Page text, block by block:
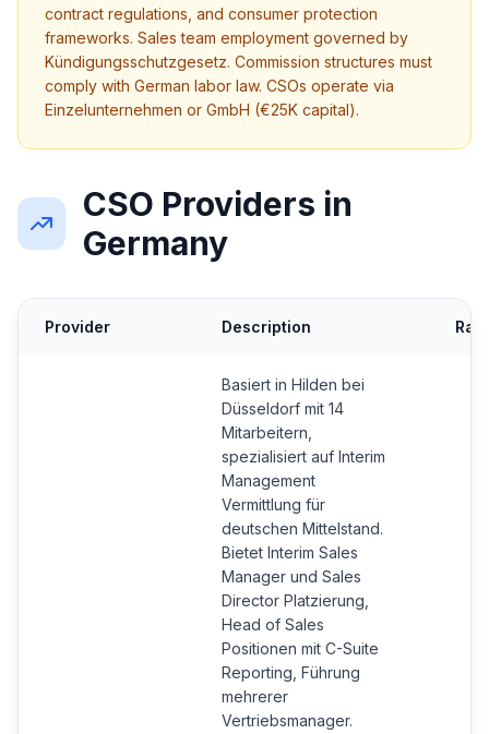
contract regulations, and consumer protection
frameworks. Sales team employment governed by
Kündigungsschutzgesetz. Commission structures must
comply with German labor law. CSOs operate via
Einzelunternehmen or GmbH (€25K capital).
CSO Providers in
Germany
Provider Description
Basiert in Hilden bei
Düsseldorf mit 14
Mitarbeitern,
spezialisiert auf Interim
Management
Vermittlung für
deutschen Mittelstand.
Bietet Interim Sales
Manager und Sales
Director Platzierung,
Head of Sales
Positionen mit C-Suite
Reporting, Führung
mehrerer
Vertriebsmanager.